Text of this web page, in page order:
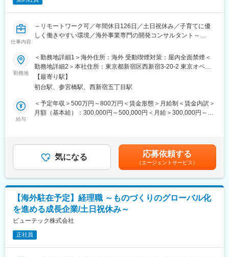
■仕事の進め方
これまでのご経験によって異なりますが、適正に応じて担当業務
の割当をさせていただきます。幅広い業務を担っていただき、最
終的には財務戦略の立案等の業務にも携わっていただきたいと考
えております。
■出張の有無
金融機関との打ち合わせ等により、年に数回程度あり（日帰りメ
イン）
将来のグループ長候補を求めた採用であり、幅広い業務に対して
積極的かつ自発的に取り組んでいただける方を望みます。またグ
■事業の目指す姿
長期ビジョン、中期経営計画達成を財務面から支えるための組織
力の強化を目指しております。
■本ポジションの魅力ややりがい
事業拡大の中で、財務戦略の見直しが迫られています。事業成長
に即した財務戦略を立案・実行することで、企業成長に貢献する
ことができ、また海外事業が拡大している中、財務担当として海
仕事内容
～リモートワーク可／年間休日126日／土日祝休み／子育てに優
しく働きやすい環境／海外事業専門の開発コンサルタント～
【業務内容】
投資事業の拡大に伴い、投資案件の財務分析・事業性評価を担う
体制を強化します。経営企画室長のもとで実務担当者を補佐し、
将来的には投資判断支援まで担当いただきます。
主な業務
・投資案件の財務分析・財務モデリング
・デューデリジェンス支援
・市場・業界分析、投資実績モニタリング
長年にわたり培ってきたノウハウとネットワークで、国家規模
かつ複雑なプロジェクトを手掛けています。
主なクライアントは各国政府・機関、JICA等の国際協力機関、世
界銀行やアジア開発銀行等の国際機関、または民間企業などで
す。そして、その先には、そこに住む人々の暮らしがあります。
まだまだ受注残のプロジェクトがあり、事業拡大のため新たな
仲間を募集中です。
勤務地
＜勤務地詳細1＞海外住所：海外 受動喫煙対策：屋内全面禁煙＜
勤務地詳細2＞本社住所：東京都新宿区西新宿3-20-2 東京オペラ
シティタワー9F受動喫煙対策：屋内全面禁煙変更の範囲：会社の
定める事業所（リモートワーク含む）
【最寄り駅】
初台駅、参宮橋駅、西新宿五丁目駅
給与
＜予定年収＞500万円～800万円＜賃金形態＞月給制＜賃金内訳＞
月額（基本給）：300,000円～500,000円＜月給＞300,000円～
（年1回）賃金はあくまでも目安の金額であり、選考を通じて上下
する可能性があります。月給(月額)は固定手当を含めた表記です。
気になる 応募依頼する
（エージェントサービス）
【海外駐在予定】経理職 ～ものづくりのグローバル化
を進める成長企業/土日祝休み～
ビューテック株式会社
正社員